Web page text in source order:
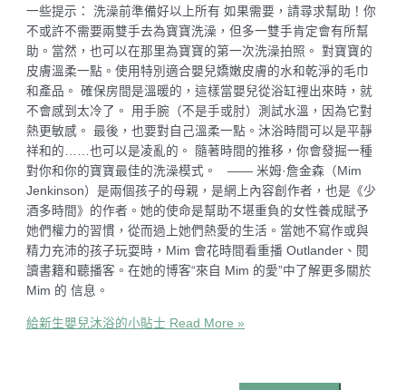
一些提示： 洗澡前準備好以上所有 如果需要，請尋求幫助！你
不或許不需要兩雙手去為寶寶洗澡，但多一雙手肯定會有所幫
助。當然，也可以在那里為寶寶的第一次洗澡拍照。 對寶寶的
皮膚溫柔一點。使用特別適合嬰兒嬌嫩皮膚的水和乾淨的毛巾
和產品。 確保房間是溫暖的，這樣當嬰兒從浴缸裡出來時，就
不會感到太冷了。 用手腕（不是手或肘）測試水溫，因為它對
熱更敏感。 最後，也要對自己溫柔一點。沐浴時間可以是平靜
祥和的……也可以是凌亂的。 隨著時間的推移，你會發掘一種
對你和你的寶寶最佳的洗澡模式。 —— 米姆·詹金森（Mim
Jenkinson）是兩個孩子的母親，是網上內容創作者，也是《少
酒多時間》的作者。她的使命是幫助不堪重負的女性養成賦予
她們權力的習慣，從而過上她們熱愛的生活。當她不寫作或與
精力充沛的孩子玩耍時，Mim 會花時間看重播 Outlander、閱
讀書籍和聽播客。在她的博客“來自 Mim 的愛”中了解更多關於
Mim 的 信息。
給新生嬰兒沐浴的小貼士 Read More »